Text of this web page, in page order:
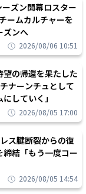
ズン開幕ロスター
ームカルチャーを
ズンへ
2026/08/06 10:51
の帰還を果たした
ナーンチュとして
していく」
2026/08/05 17:00
ス腱断裂からの復
結「もう一度コー
2026/08/05 14:54